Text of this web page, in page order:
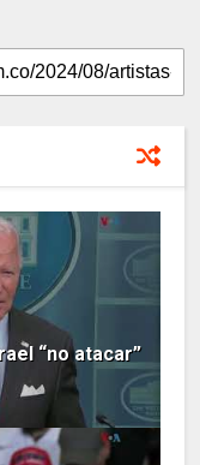
“no atacar”